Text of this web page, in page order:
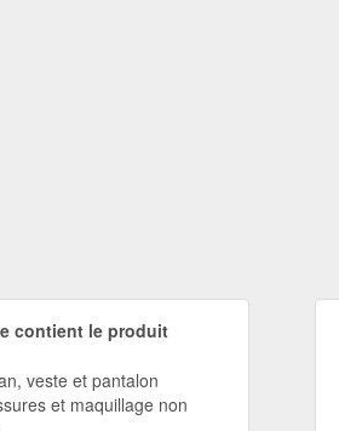
contient le produit
veste et pantalon
et maquillage non